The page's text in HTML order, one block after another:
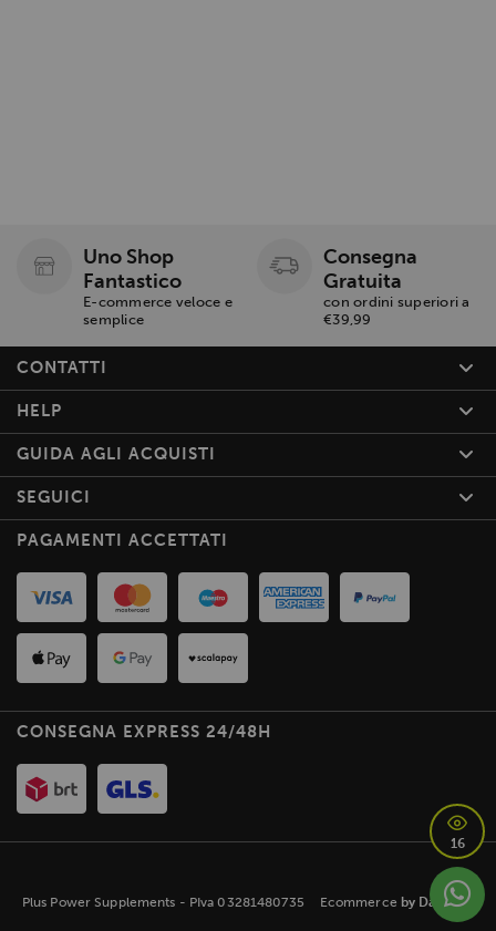
Uno Shop
Fantastico
E-commerce veloce e
semplice
Consegna
Gratuita
con ordini superiori a
€39,99
CONTATTI
HELP
GUIDA AGLI ACQUISTI
SEGUICI
PAGAMENTI ACCETTATI
CONSEGNA EXPRESS 24/48H
Plus Power Supplements - PIva 03281480735 Ecommerce by Daisuke
16